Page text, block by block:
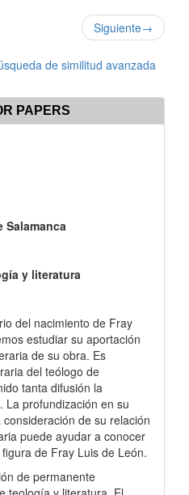
Siguiente→
de similitud avanzada
PAPERS
Salamanca
y literatura
del nacimiento de Fray
estudiar su aportación
de su obra. Es
del teólogo de
tanta difusión la
La profundización en su
de su relación
puede ayudar a conocer
de Fray Luis de León.
de permanente